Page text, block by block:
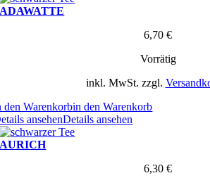
ADAWATTE
6,70 €
Vorrätig
inkl. MwSt. zzgl.
den Warenkorbin den Warenkorb
ansehenDetails ansehen
AURICH
6,30 €